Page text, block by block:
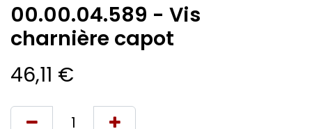
00.00.04.589 - Vis
charnière capot
46,11 €